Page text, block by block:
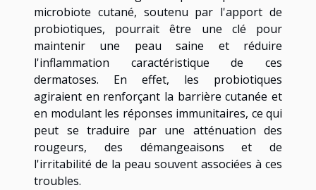
microbiote cutané, soutenu par l'apport de
probiotiques, pourrait être une clé pour
maintenir une peau saine et réduire
l'inflammation caractéristique de ces
dermatoses. En effet, les probiotiques
agiraient en renforçant la barrière cutanée et
en modulant les réponses immunitaires, ce qui
peut se traduire par une atténuation des
rougeurs, des démangeaisons et de
l'irritabilité de la peau souvent associées à ces
troubles.